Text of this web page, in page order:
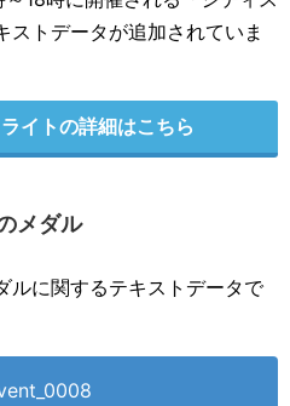
トデータが追加されていま
イトの詳細はこちら
メダル
ルに関するテキストデータで